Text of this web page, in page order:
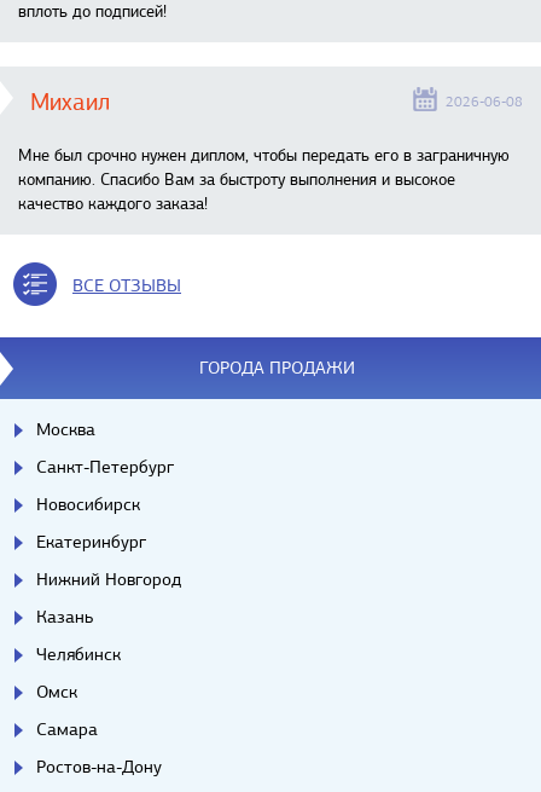
вплоть до подписей!
Михаил 2026-06-08
Мне был срочно нужен диплом, чтобы передать его в заграничную
компанию. Спасибо Вам за быстроту выполнения и высокое
качество каждого заказа!
ВСЕ ОТЗЫВЫ
ГОРОДА ПРОДАЖИ
Москва
Санкт-Петербург
Новосибирск
Екатеринбург
Нижний Новгород
Казань
Челябинск
Омск
Самара
Ростов-на-Дону